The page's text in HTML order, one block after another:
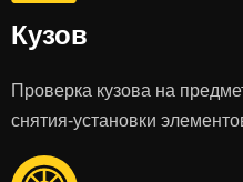
Кузов
Проверка кузова на
снятия-установки